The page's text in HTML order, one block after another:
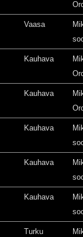
Vaasa
Kauhava
Kauhava
Kauhava
Kauhava
Kauhava
Turku